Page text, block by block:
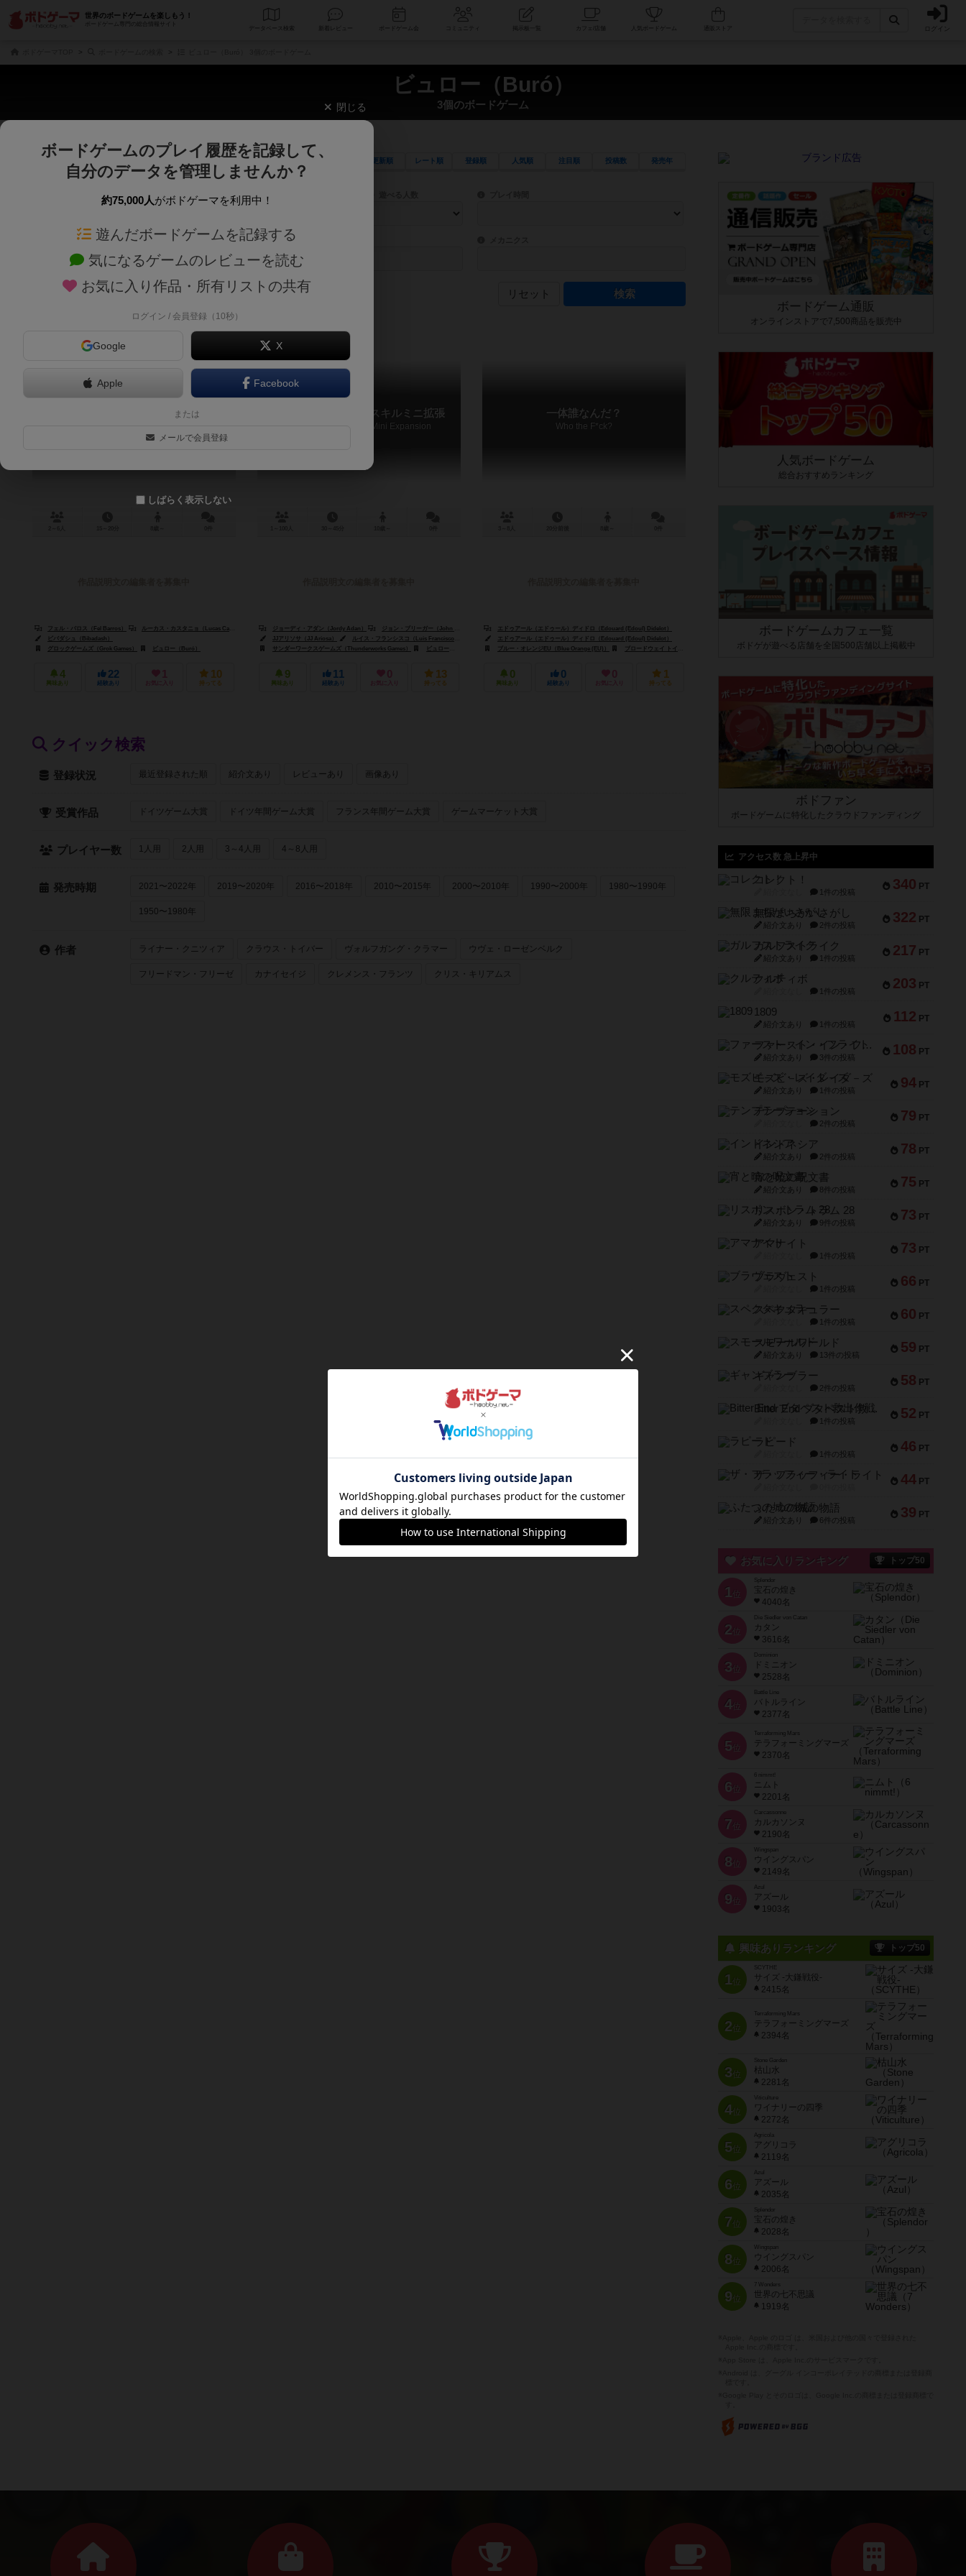
世界のボードゲームを楽しもう！
ボードゲーム専門の総合情報サイト
データベース コミュニティ 人気ボードゲーム ログイン
ビュロー（Buró）
3個のボードゲーム
じっくり表示 更新順 レート順 登録順 人気順 注目順 投稿数 発売年
商品名、商品説明文、デザイナー名、テーマ名、メカニクス名を対象にフリーワード検索ができます。
ゲームデザイナー名を指定して検索できます。
ゲームデザイナー 目安となる所要時間を指定することができます。マニュアルを読む時間や参加者へのルール説明時間は含まれていないため、初めて
対象年齢を指定します。 世界観や登場人物などモチーフ・ストーリーを指定することができます。直感的にゲームシステムを理解できるよう、中世ファンタジー・クッキング・海賊同士の対決など、ゲームコンセプトを絞
テーマ/フレーバー ゲーム性を構成するコアシステムです。主にボードゲームに慣れている方向けの絞込機能です。例えば「ダイスロール」はランダ
リセット
5.9
フェル・バロス（Fel Barros） ルーカス・カスタニョ（Lucas Castanho）
ペドロ・ヴィニシウス（Pedro Vinicius）
ビバダシュ（Bibadash）
グロックゲームズ（Grok Games）
ビュロー（Buró）
4
興味あり
22
経験あり
1
お気に入り
10
持ってる
カートグラファー：スキルミニ拡張
Cartographers: Skills Mini Expansion
ジョーディ・アダン（Jordy Adan）
ジョン・ブリーガー（John Brieger）
JJアリソサ（JJ Ariosa）
ルイス・フランシスコ（Luis Francisco）
ルーカス・リベイロ（Lucas Ribeiro）
サンダーワークスゲームズ（Thunderworks Games）
ビュロー（Buró） 游戏大陆（Gameland）
9
興味あり
11
経験あり
0
お気に入り
13
持ってる
一体誰なんだ？
Who the F*ck?
エドゥアール（エドゥール）ディドロ（Edouard (Edoul) Didelot）
エドゥアール（エドゥール）ディドロ（Edouard (Edoul) Didelot）
ブルー・オレンジEU（Blue Orange (EU)）
ブロードウェイ トイズ（Broadway Toys） ビュロー（Buró）
0
興味あり
0
経験あり
0
お気に入り
1
持ってる
クイック検索
登録状況 最近登録された順 紹介文あり レビューあり 画像あり
受賞作品 ドイツゲーム大賞 ドイツ年間ゲーム大賞 フランス年間ゲーム大賞 ゲームマーケット大賞
プレイヤー数 1人用 2人用 3～4人用 4～8人用
発売時期 2021〜2022年 2019〜2020年 2016〜2018年 2010〜2015年 2000〜2010年 1990〜2000年 1980〜1990年
1950〜1980年
作者 ライナー・クニツィア クラウス・トイバー ヴォルフガング・クラマー ウヴェ・ローゼンベルク
フリードマン・フリーゼ カナイセイジ クレメンス・フランツ クリス・キリアムス
ボードゲーム通販
オンラインストアで7,500商品を販売中
人気ボードゲーム
総合おすすめランキング
ボードゲームカフェ一覧
ボドゲが遊べる店舗を全国500店舗以上掲載中
ボドファン
ボードゲームに特化したクラウドファンディング
アクセス数 急上昇中
340 PT
コレクト！
1件の投稿
322 PT
無限まちがいさがし
紹介文あり 2件の投稿
217 PT
ガルフストライク
紹介文あり 1件の投稿
203 PT
クルティボ
1件の投稿
112 PT
1809
紹介文あり 1件の投稿
108 PT
ファースト・イン・フライト
紹介文あり 3件の投稿
94 PT
モズビ－ズ・レイダ－ズ
紹介文あり 1件の投稿
79 PT
テンプテーション
2件の投稿
78 PT
インドネシア
紹介文あり 2件の投稿
75 PT
宵と暁の呪文書
紹介文あり 8件の投稿
73 PT
リスボン・トラム 28
紹介文あり 9件の投稿
73 PT
アマナイト
1件の投稿
66 PT
ブラヴェスト
1件の投稿
60 PT
スペクタキュラー
1件の投稿
59 PT
スモールワールド
紹介文あり 13件の投稿
58 PT
ギャンブラー
2件の投稿
52 PT
Bitter End ブタペスト救出作戦
1件の投稿
46 PT
ラピード
1件の投稿
44 PT
ザ・フラッフィー・ライト
39 PT
ふたつの城の物語
紹介文あり 6件の投稿
お気に入りランキング トップ50
1 位
宝石の煌き
4040名
2 位
Die Siedler von Catan
カタン
3616名
3 位
ドミニオン
2528名
4位
Battle Line
バトルライン
2377名
5 位
Terraforming Mars
テラフォーミングマーズ
2370名
6 位
ニムト
2201名
7 位
Carcassonne
カルカソンヌ
2190名
8 位
Wingspan
ウイングスパン
2149名
9 位
Azul
アズール
1903名
興味ありランキング トップ50
1位
SCYTHE
サイズ -大鎌戦役-
2415名
2位
Terraforming Mars
テラフォーミングマーズ
2394名
3位
Stone Garden
枯山水
2281名
4位
Viticulture
ワイナリーの四季
2272名
5位
Agricola
アグリコラ
2119名
6位
Azul
アズール
2035名
7位
宝石の煌き
2028名
8位
Wingspan
ウイングスパン
2006名
9位
7 Wonders
世界の七不思議
1919名
閉じる
ボードゲームのプレイ履歴を記録して、
自分のデータを管理しませんか？
約75,000人がボドゲーマを利用中！
遊んだボードゲームを記録する
気になるゲームのレビューを読む
お気に入り作品・所有リストの共有
ログイン / 会員登録（10秒）
Google X
Apple Facebook
または
メールで会員登録
しばらく表示しない